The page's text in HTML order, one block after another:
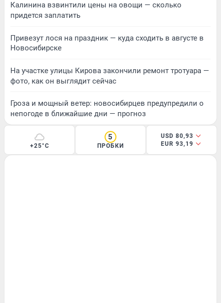
Калинина взвинтили цены на овощи — сколько
придется заплатить
Привезут лося на праздник — куда сходить в августе в
Новосибирске
На участке улицы Кирова закончили ремонт тротуара —
фото, как он выглядит сейчас
Гроза и мощный ветер: новосибирцев предупредили о
непогоде в ближайшие дни — прогноз
+25°C
5
ПРОБКИ
USD 80,93
EUR 93,19